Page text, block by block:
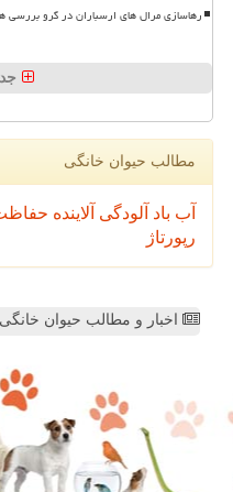
رهاسازی مرال های ارسباران در گرو بررسی
مطالب حیوان خانگی
آب باد آلودگی آلاینده
رپورتاژ
اخبار و مطالب حیوان خانگی